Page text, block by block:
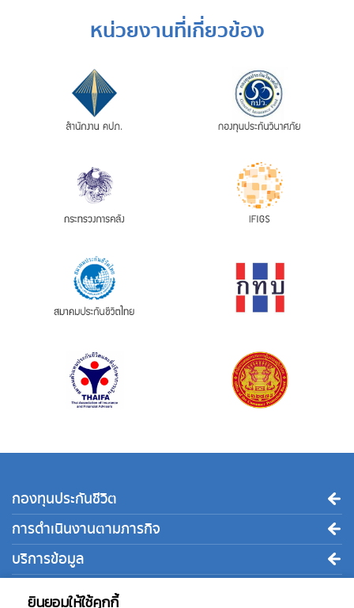
หน่วยงานที่เกี่ยวข้อง
ยินยอมให้ใช้คุกกี้
กองทุนประกันชีวิต
การดำเนินงานตามภารกิจ
บริการข้อมูล